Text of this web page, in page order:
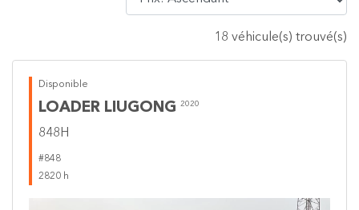
18 véhicule(s) trouvé(s)
Disponible
LOADER LIUGONG 2020
848H
#848
2820 h